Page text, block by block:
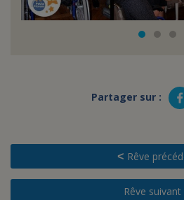
Partager sur :
< Rêve
Rêve suivant